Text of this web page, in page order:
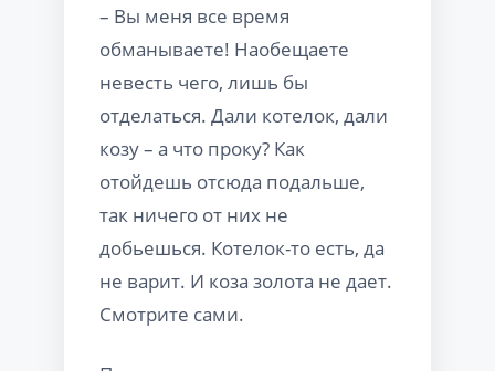
– Вы меня все время
обманываете! Наобещаете
невесть чего, лишь бы
отделаться. Дали котелок, дали
козу – а что проку? Как
отойдешь отсюда подальше,
так ничего от них не
добьешься. Котелок-то есть, да
не варит. И коза золота не дает.
Смотрите сами.